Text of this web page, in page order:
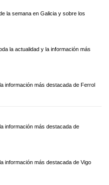
la semana en Galicia y sobre los
la actualidad y la información más
información más destacada de Ferrol
información más destacada de
información más destacada de Vigo